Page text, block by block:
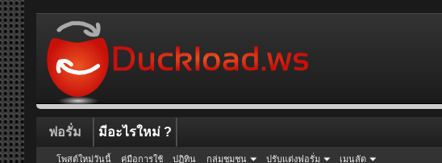
ฟอรั่ม
โพสต์ใหม่วันนี้ คู่มือการใช้ ปฏิทิน กลุ่มชุมชน ปรับแต่งฟอรั่ม เมนูลัด
มีอะไรใหม่ ?